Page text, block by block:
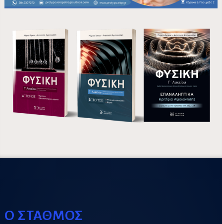
Ο ΣΤΑΘΜΟΣ